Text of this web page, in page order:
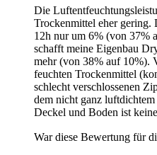
Die
Trockenmittel eher
12h nur um 6% (von 37%
schafft meine Eigenbau
mehr (von 38% auf 10%).
feuchten Trockenmittel
schlecht verschlossenen
dem nicht ganz
Deckel und Boden ist
War diese Bewertung für